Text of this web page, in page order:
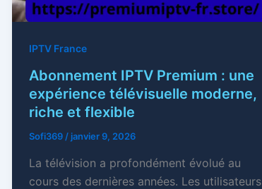
IPTV France
Abonnement IPTV Premium : une
expérience télévisuelle moderne,
riche et flexible
Sofi369 / janvier 9, 2026
La télévision a profondément évolué au
cours des dernières années. Les utilisateurs